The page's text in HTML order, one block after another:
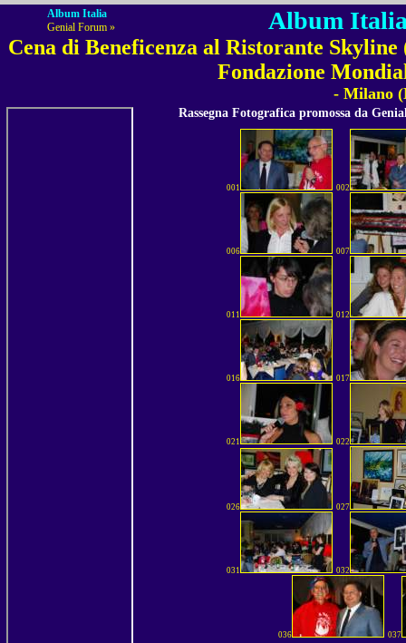
Album Italia
Genial Forum »
Album
Cena di Beneficenza al Ristorante Skyline
Fondazione
- Milano
Rassegna Fotografica promossa da
001 002
006 007
011 012
016 017
021 022
026 027
031 032
036 037